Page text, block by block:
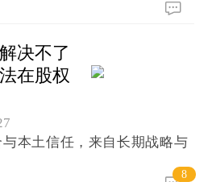
决不了
在股权
本土信任，来自长期战略与
8